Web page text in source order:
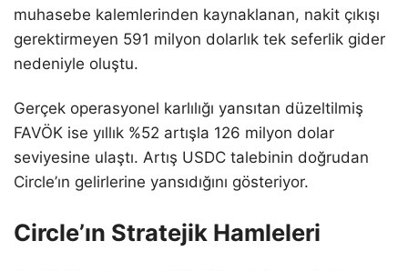
muhasebe kalemlerinden kaynaklanan, nakit çıkışı
gerektirmeyen 591 milyon dolarlık tek seferlik gider
nedeniyle oluştu.
Gerçek operasyonel karlılığı yansıtan düzeltilmiş
FAVÖK ise yıllık %52 artışla 126 milyon dolar
seviyesine ulaştı. Artış USDC talebinin doğrudan
Circle’ın gelirlerine yansıdığını gösteriyor.
Circle’ın Stratejik Hamleleri